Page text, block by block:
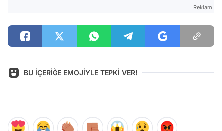
Reklam
BU İÇERİĞE EMOJİYLE TEPKİ VER!